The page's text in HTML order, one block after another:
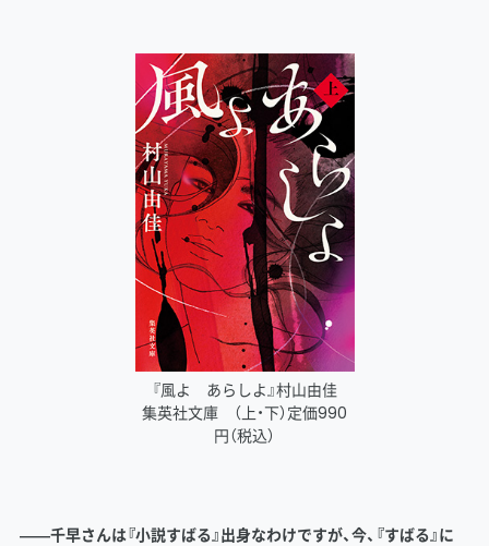
『風よ あらしよ』村山由佳
集英社文庫 （上・下）定価990
円（税込）
――千早さんは『小説すばる』出身なわけですが、今、『すばる』に